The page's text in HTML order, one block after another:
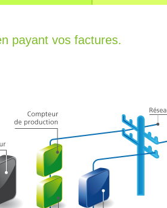
payant vos factures.